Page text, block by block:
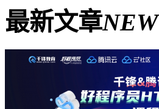
最新文章NEW